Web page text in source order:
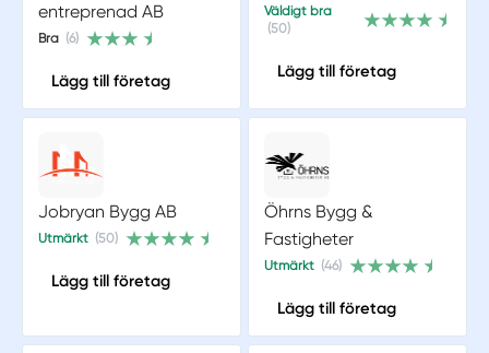
entreprenad AB
Bra (6)
Lägg till företag
Väldigt bra
(50)
Lägg till företag
Jobryan Bygg AB
Utmärkt (50)
Lägg till företag
Öhrns Bygg &
Fastigheter
Utmärkt (46)
Lägg till företag